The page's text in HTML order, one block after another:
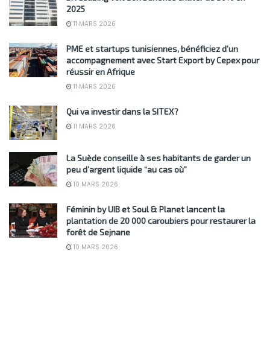
2025
11 MARS 2026
PME et startups tunisiennes, bénéficiez d’un
accompagnement avec Start Export by Cepex pour
réussir en Afrique
11 MARS 2026
Qui va investir dans la SITEX?
11 MARS 2026
La Suède conseille à ses habitants de garder un
peu d’argent liquide “au cas où”
10 MARS 2026
Féminin by UIB et Soul & Planet lancent la
plantation de 20 000 caroubiers pour restaurer la
forêt de Sejnane
10 MARS 2026